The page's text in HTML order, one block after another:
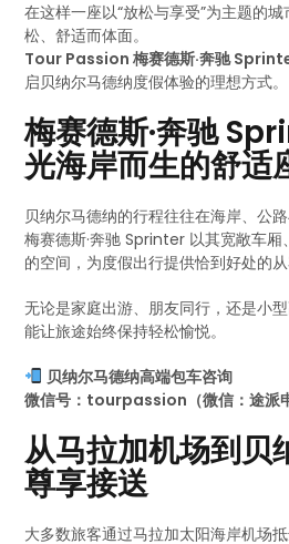
在这样一座以“放松与享受”为主题的
松、舒适而体面。
Tour Passion 梅赛德斯·奔驰
启贝纳尔马德纳度假体验的理想方式。
梅赛德斯·奔驰
光海岸而生的舒适
贝纳尔马德纳的行程往往在海岸、公路
梅赛德斯·奔驰 Sprinter 以其宽敞车
的空间，为度假出行提供恰到好处的从
无论是家庭出游、朋友同行，还是小
能让旅途始终保持轻松愉悦。
贝纳尔马德纳高端包车咨询
微信号：tourpassion（微信：途派
从马拉加机场到贝
尊享接送
大多数旅客通过马拉加太阳海岸机场抵